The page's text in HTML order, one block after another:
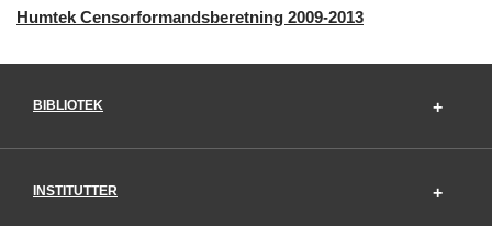
Humtek Censorformandsberetning 2009-2013
BIBLIOTEK
INSTITUTTER